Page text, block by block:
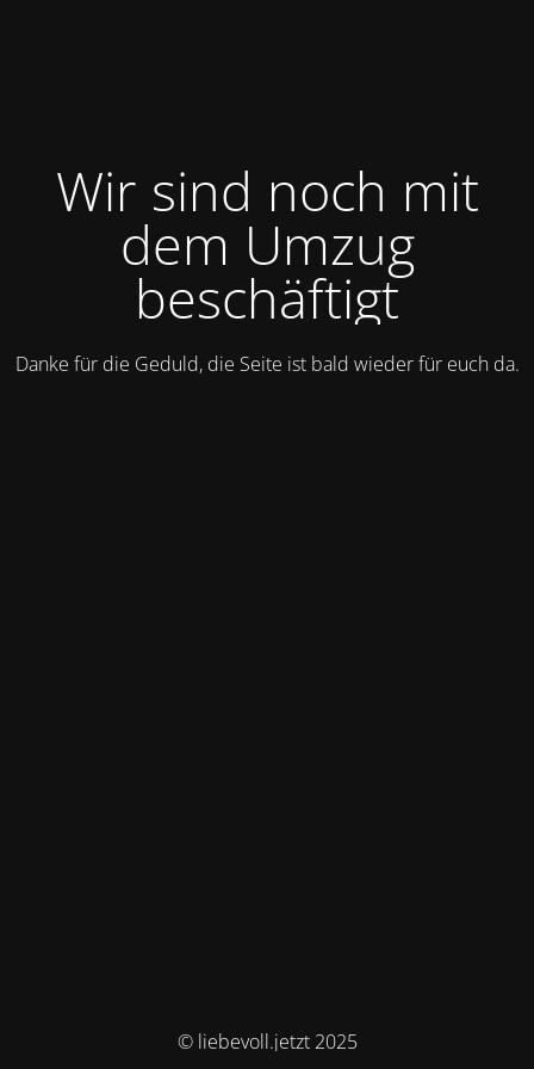
Wir sind noch mit
dem Umzug
beschäftigt
Danke für die Geduld, die Seite ist bald wieder für euch da.
© liebevoll.jetzt 2025